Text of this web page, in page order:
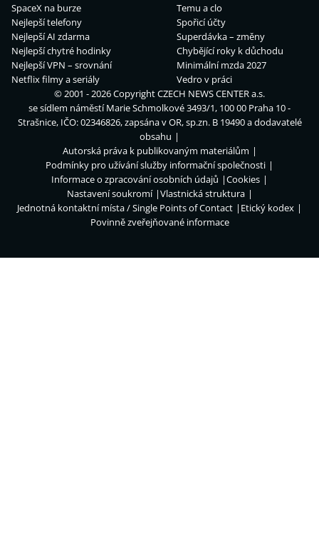
SpaceX na burze
Nejlepší telefony
Nejlepší AI zdarma
Nejlepší chytré hodinky
Nejlepší VPN – srovnání
Netflix filmy a seriály
Temu a clo
Spořicí účty
Superdávka – změny
Chybějící roky k důchodu
Minimální mzda 2027
Vedro v práci
© 2001 - 2026 CopyrightCZECH NEWS CENTER a.s.
se sídlem náměstí Marie Schmolkové 3493/1, 100 00 Praha 10 -
Strašnice, IČO: 02346826, zapsána v OR, sp.zn. B 19490 a dodavatelé
obsahu
Autorská práva k publikovaným materiálům
Podmínky pro užívání služby informační společnosti
Informace o zpracování osobních údajů
Cookies
Nastavení soukromí
Vlastnická struktura
Jednotná kontaktní místa / Single Points of Contact
Etický kodex
Povinně zveřejňované informace